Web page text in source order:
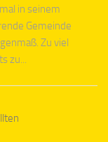
in seinem
Gemeinde
Zu viel
zu...